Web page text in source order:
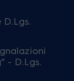
- D.Lgs.